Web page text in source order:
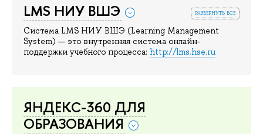
развернуть все
LMS НИУ ВШЭ
Система LMS НИУ ВШЭ (Learning Management
System) — это внутренняя система онлайн-
поддержки учебного процесса: http://lms.hse.ru
ЯНДЕКС-360 ДЛЯ
ОБРАЗОВАНИЯ